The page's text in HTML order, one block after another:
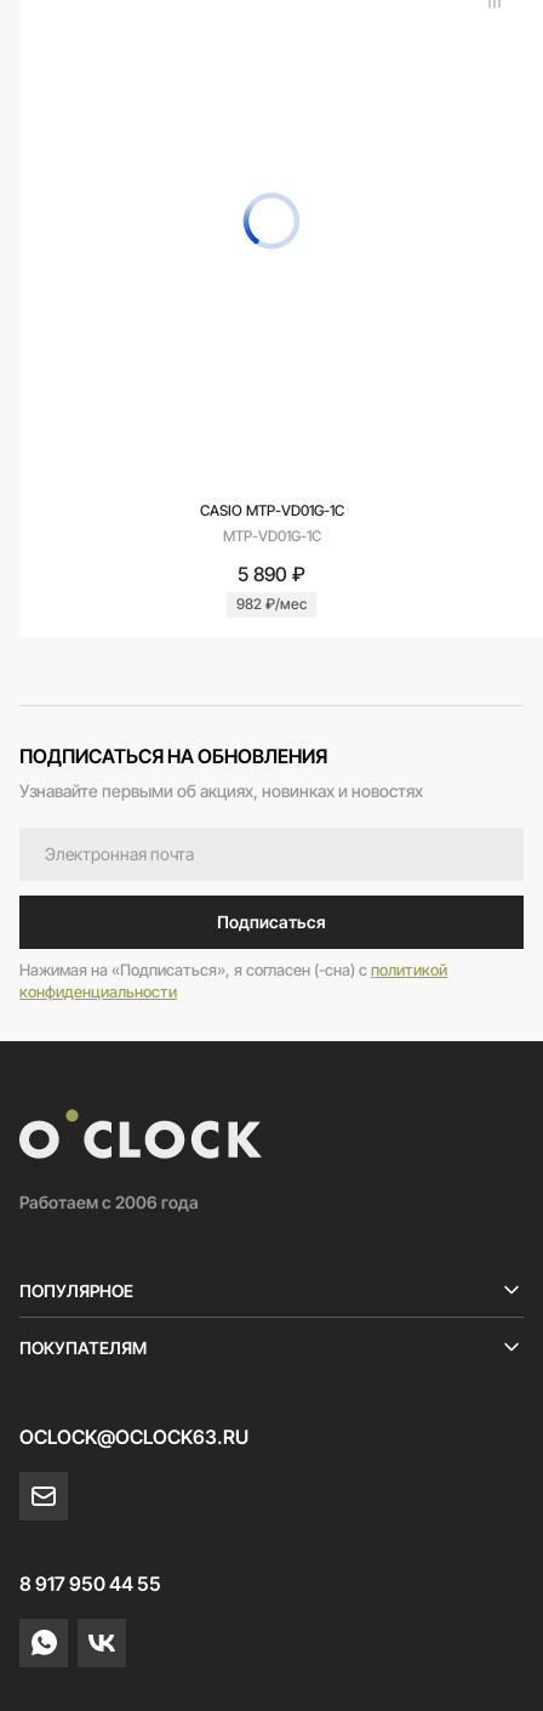
CASIO MTP-VD01G-1C
MTP-VD01G-1C
5 890 ₽
982 ₽/мес
ПОДПИСАТЬСЯ НА ОБНОВЛЕНИЯ
Узнавайте первыми об акциях, новинках и новостях
Подписаться
Нажимая на «Подписаться», я согласен (-сна) cполитикой
конфиденциальности
Работаем с 2006 года
ПОПУЛЯРНОЕ
ПОКУПАТЕЛЯМ
OCLOCK@OCLOCK63.RU
8 917 950 44 55